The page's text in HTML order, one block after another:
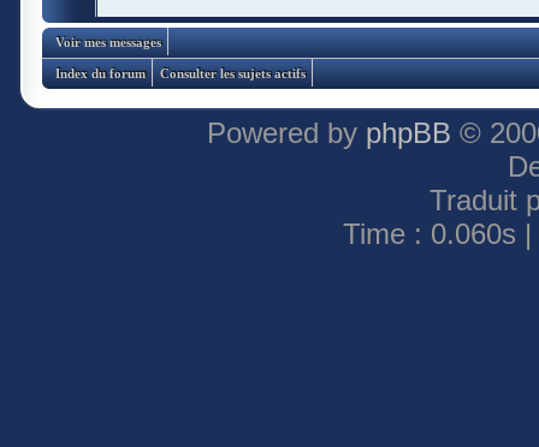
Voir mes messages
Index du forum Consulter les sujets actifs
Powered by phpBB ©
Traduit
Time : 0.060s